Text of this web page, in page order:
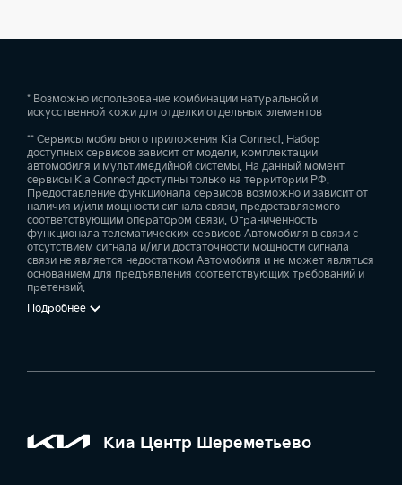
* Возможно использование комбинации натуральной и
искусственной кожи для отделки отдельных элементов
** Сервисы мобильного приложения Kia Connect. Набор
доступных сервисов зависит от модели, комплектации
автомобиля и мультимедийной системы. На данный момент
сервисы Kia Connect доступны только на территории РФ.
Предоставление функционала сервисов возможно и зависит от
наличия и/или мощности сигнала связи, предоставляемого
соответствующим оператором связи. Ограниченность
функционала телематических сервисов Автомобиля в связи с
отсутствием сигнала и/или достаточности мощности сигнала
связи не является недостатком Автомобиля и не может являться
основанием для предъявления соответствующих требований и
претензий.
Подробнее
Киа Центр Шереметьево